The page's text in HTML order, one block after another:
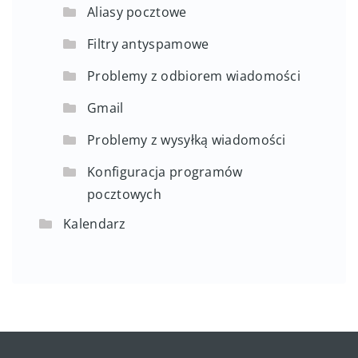
Aliasy pocztowe
Filtry antyspamowe
Problemy z odbiorem wiadomości
Gmail
Problemy z wysyłką wiadomości
Konfiguracja programów
pocztowych
Kalendarz